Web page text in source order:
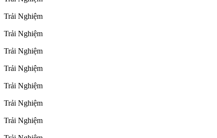
Trải Nghiệm
Trải Nghiệm
Trải Nghiệm
Trải Nghiệm
Trải Nghiệm
Trải Nghiệm
Trải Nghiệm